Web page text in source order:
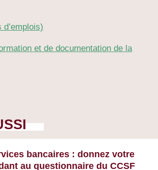
et de documentation de la
bancaires : donnez votre
au questionnaire du CCSF